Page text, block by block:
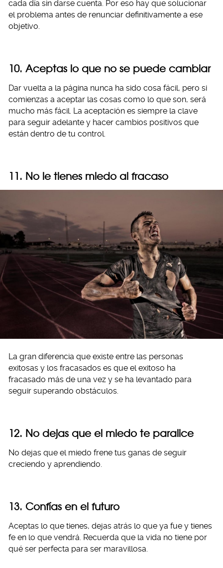
cada día sin darse cuenta. Por eso hay que solucionar
el problema antes de renunciar definitivamente a ese
objetivo.
10. Aceptas lo que no se puede cambiar
Dar vuelta a la página nunca ha sido cosa fácil, pero si
comienzas a aceptar las cosas como lo que son, será
mucho más fácil. La aceptación es siempre la clave
para seguir adelante y hacer cambios positivos que
están dentro de tu control.
11. No le tienes miedo al fracaso
La gran diferencia que existe entre las personas
exitosas y los fracasados es que el exitoso ha
fracasado más de una vez y se ha levantado para
seguir superando obstáculos.
12. No dejas que el miedo te paralice
No dejas que el miedo frene tus ganas de seguir
creciendo y aprendiendo.
13. Confías en el futuro
Aceptas lo que tienes, dejas atrás lo que ya fue y tienes
fe en lo que vendrá. Recuerda que la vida no tiene por
qué ser perfecta para ser maravillosa.